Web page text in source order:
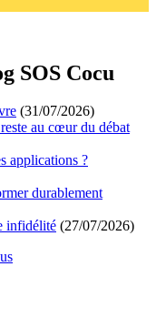
SOS Cocu
(31/07/2026)
au cœur du débat
applications ?
durablement
infidélité (27/07/2026)